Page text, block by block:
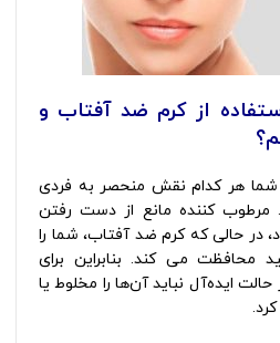
از کرم ضد آفتاب و
هر کدام نقش منحصر به فردی
مرطوب کننده مانع از دست رفتن
حالی که کرم ضد آفتاب، شما را
محافظت می کند. بنابراین برای
ایده‌آل نباید آن‌ها را مخلوط یا